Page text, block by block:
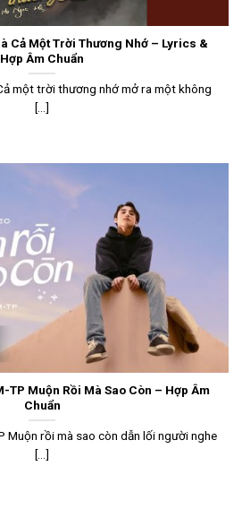
Cả Một Trời Thương Nhớ – Lyrics &
Hợp Âm Chuẩn
một trời thương nhớ mở ra một không
[...]
TP Muộn Rồi Mà Sao Còn – Hợp Âm
Chuẩn
Muộn rồi mà sao còn dẫn lối người nghe
[...]